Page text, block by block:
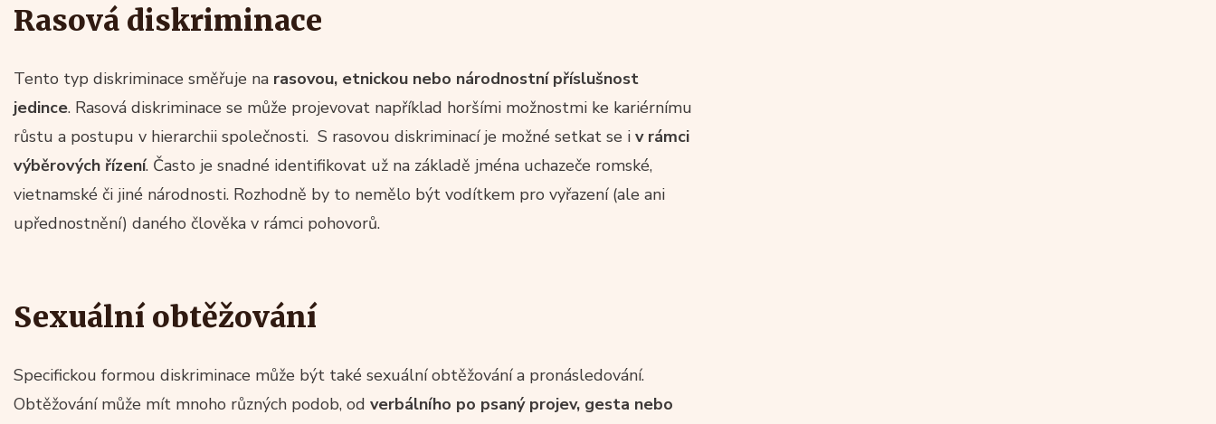
Rasová diskriminace
Tento typ diskriminace směřuje na rasovou, etnickou nebo národnostní příslušnost
jedince. Rasová diskriminace se může projevovat například horšími možnostmi ke kariérnímu
růstu a postupu v hierarchii společnosti. S rasovou diskriminací je možné setkat se i v rámci
výběrových řízení. Často je snadné identifikovat už na základě jména uchazeče romské,
vietnamské či jiné národnosti. Rozhodně by to nemělo být vodítkem pro vyřazení (ale ani
upřednostnění) daného člověka v rámci pohovorů.
Sexuální obtěžování
Specifickou formou diskriminace může být také sexuální obtěžování a pronásledování.
Obtěžování může mít mnoho různých podob, od verbálního po psaný projev, gesta nebo